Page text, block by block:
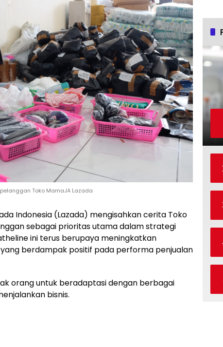
Toko MamaJA Lazada
Indonesia (Lazada) mengisahkan cerita Toko
sebagai prioritas utama dalam strategi
ini terus berupaya meningkatkan
berdampak positif pada performa penjualan
orang untuk beradaptasi dengan berbagai
bisnis.